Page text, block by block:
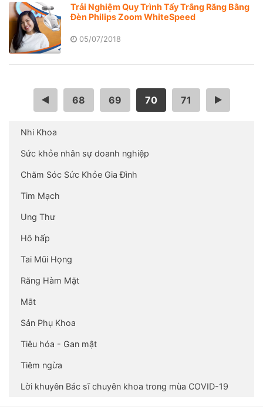
Trải Nghiệm Quy Trình Tẩy Trắng Răng Bằng
Đèn Philips Zoom WhiteSpeed
05/07/2018
… 68 69 70 71 …
Nhi Khoa
Sức khỏe nhân sự doanh nghiệp
Chăm Sóc Sức Khỏe Gia Đình
Tim Mạch
Ung Thư
Hô hấp
Tai Mũi Họng
Răng Hàm Mặt
Mắt
Sản Phụ Khoa
Tiêu hóa - Gan mật
Tiêm ngừa
Lời khuyên Bác sĩ chuyên khoa trong mùa COVID-19